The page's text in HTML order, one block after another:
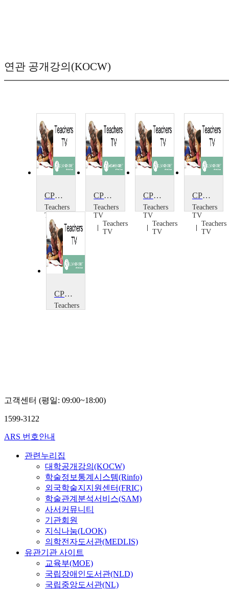
연관 공개강의(KOCW)
CPD Package: Early Reading, Module C2: Activity 4 V1
Teachers
TV
Teachers
TV
CPD Package: Early Reading, Module D3: Activity 4 V1
Teachers
TV
Teachers
TV
CPD Package: Early Reading, Module D1: Activity 1 V1
Teachers
TV
Teachers
TV
CPD Package: Early Reading, Module C2: Activity 3 V1
Teachers
TV
Teachers
TV
CPD Package: Early Reading, Module D1: Activity 2 V1
Teachers
고객센터 (평일: 09:00~18:00)
1599-3122
ARS 번호안내
관련누리집
대학공개강의(KOCW)
학술정보통계시스템(Rinfo)
외국학술지지원센터(FRIC)
학술관계분석서비스(SAM)
사서커뮤니티
기관회원
지식나눔(LOOK)
의학전자도서관(MEDLIS)
유관기관 사이트
교육부(MOE)
국립장애인도서관(NLD)
국립중앙도서관(NL)